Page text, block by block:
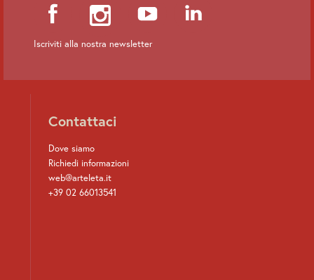
Iscriviti alla nostra newsletter
Contattaci
Dove siamo
Richiedi informazioni
web@arteleta.it
+39 02 66013541